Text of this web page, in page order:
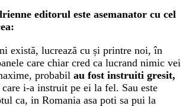
editorul este asemanator cu cel
există, lucrează cu și printre noi, în
care chiar cred ca lucrand nimic vei
probabil au fost instruiti gresit,
i-a instruit pe ei la fel. Sau este
ca, in Romania asa poti sa pui la